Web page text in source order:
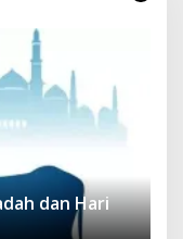
dan Hari